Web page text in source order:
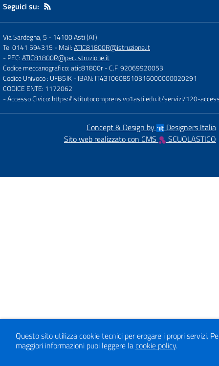
Seguici su:
Via Sardegna, 5 -14100 Asti (AT)
Tel 0141 594315 - Mail:ATIC81800R@istruzione.it
- PEC:ATIC81800R@pec.istruzione.it
Codice meccanografico: atic81800r- C.F. 92069920053
Codice Univoco : UFB5JK- IBAN: IT43T0608510316000000020291
CODICE ENTE: 1172062
- Accesso Civico: https://istitutocomprensivo1asti.edu.it/servizi/120-
Concept & Design by
Designers Italia
Sito web realizzato con CMS
SCUOLASTICO
Questo sito utilizza cookie tecnici per erogare i propri servizi.
maggiori informazioni puoi leggere lacookie policy.